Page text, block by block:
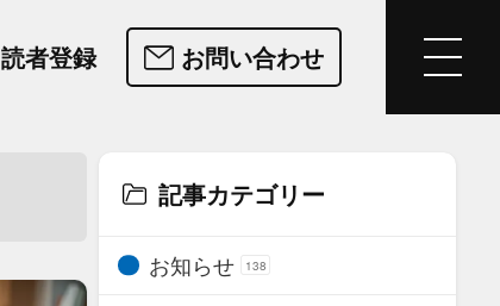
読者登録 お問い合わせ
記事カテゴリー
お知らせ 138